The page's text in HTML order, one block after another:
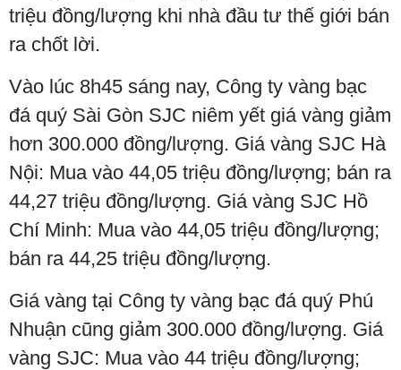
triệu đồng/lượng khi nhà đầu tư thế giới bán
ra chốt lời.
Vào lúc 8h45 sáng nay, Công ty vàng bạc
đá quý Sài Gòn SJC niêm yết giá vàng giảm
hơn 300.000 đồng/lượng. Giá vàng SJC Hà
Nội: Mua vào 44,05 triệu đồng/lượng; bán ra
44,27 triệu đồng/lượng. Giá vàng SJC Hồ
Chí Minh: Mua vào 44,05 triệu đồng/lượng;
bán ra 44,25 triệu đồng/lượng.
Giá vàng tại Công ty vàng bạc đá quý Phú
Nhuận cũng giảm 300.000 đồng/lượng. Giá
vàng SJC: Mua vào 44 triệu đồng/lượng;